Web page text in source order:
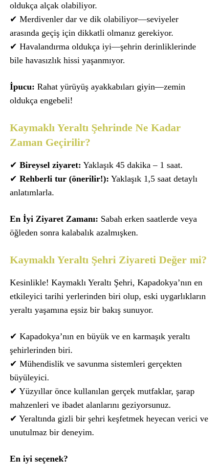
oldukça alçak olabiliyor.
✔ Merdivenler dar ve dik olabiliyor—seviyeler
arasında geçiş için dikkatli olmanız gerekiyor.
✔ Havalandırma oldukça iyi—şehrin derinliklerinde
bile havasızlık hissi yaşanmıyor.
İpucu: Rahat yürüyüş ayakkabıları giyin—zemin
oldukça engebeli!
Kaymaklı Yeraltı Şehrinde Ne Kadar
Zaman Geçirilir?
✔ Bireysel ziyaret: Yaklaşık 45 dakika – 1 saat.
✔ Rehberli tur (önerilir!): Yaklaşık 1,5 saat detaylı
anlatımlarla.
En İyi Ziyaret Zamanı: Sabah erken saatlerde veya
öğleden sonra kalabalık azalmışken.
Kaymaklı Yeraltı Şehri Ziyareti Değer mi?
Kesinlikle! Kaymaklı Yeraltı Şehri, Kapadokya’nın en
etkileyici tarihi yerlerinden biri olup, eski uygarlıkların
yeraltı yaşamına eşsiz bir bakış sunuyor.
✔ Kapadokya’nın en büyük ve en karmaşık yeraltı
şehirlerinden biri.
✔ Mühendislik ve savunma sistemleri gerçekten
büyüleyici.
✔ Yüzyıllar önce kullanılan gerçek mutfaklar, şarap
mahzenleri ve ibadet alanlarını geziyorsunuz.
✔ Yeraltında gizli bir şehri keşfetmek heyecan verici ve
unutulmaz bir deneyim.
En iyi seçenek?